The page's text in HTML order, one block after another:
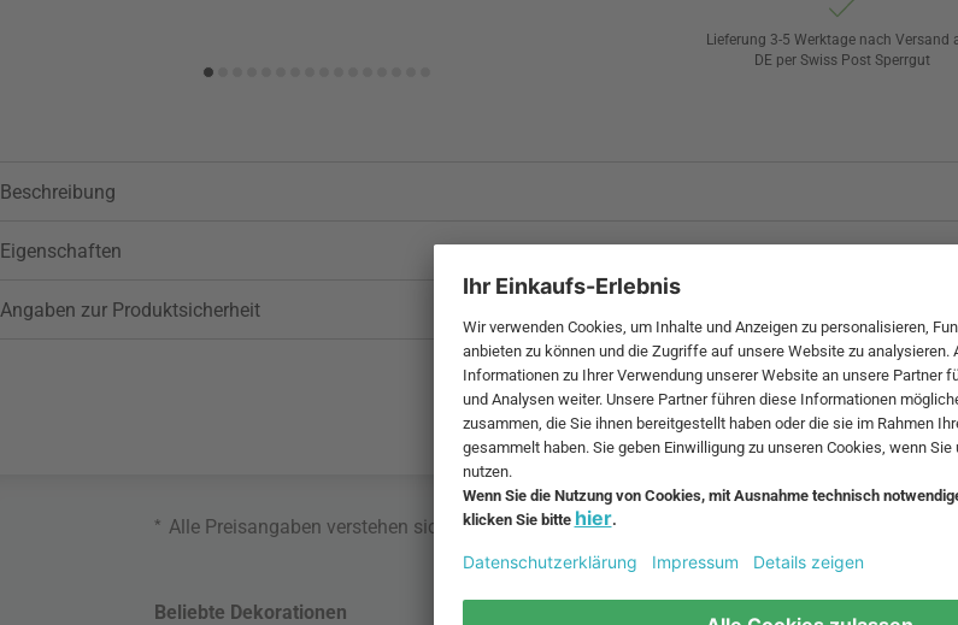
Lieferung 3-5 Werktage nach Versand
DE per Swiss Post Sperrgut
Beschreibung
Eigenschaften
Angaben zur Produktsicherheit
* Alle Preisangaben verstehen sich inklusive MwSt. und zzgl.
Beliebte Dekorationen Beliebte